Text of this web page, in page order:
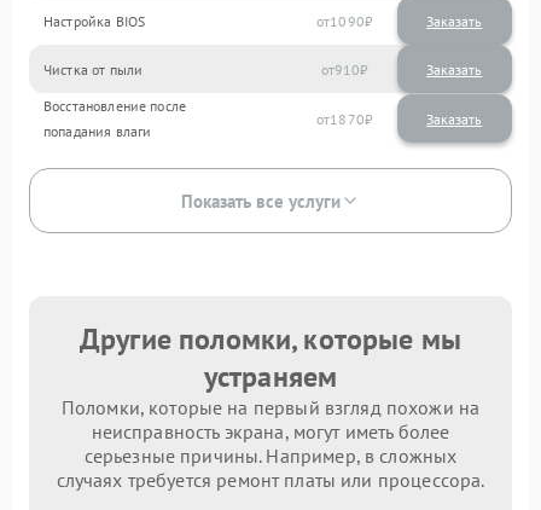
Настройка BIOS 1090
Чистка от пыли 910
Восстановление после
попадания влаги
1870
Показать все услуги
Другие поломки, которые мы
устраняем
Поломки, которые на первый взгляд похожи на
неисправность экрана, могут иметь более
серьезные причины. Например, в сложных
случаях требуется ремонт платы или процессора.